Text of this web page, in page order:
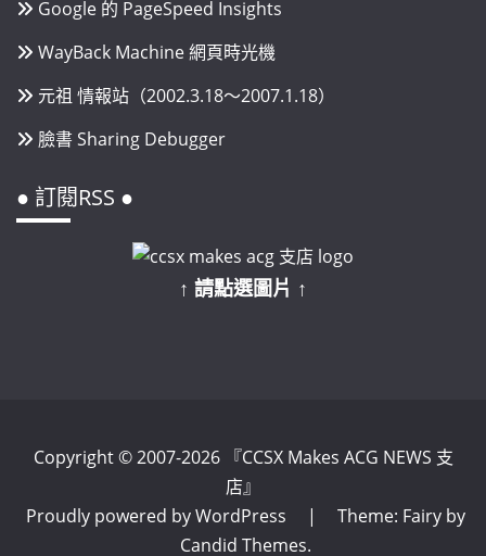
Google 的 PageSpeed Insights
WayBack Machine 網頁時光機
元祖 情報站（2002.3.18～2007.1.18）
臉書 Sharing Debugger
● 訂閱RSS ●
↑ 請點選圖片 ↑
Copyright © 2007-2026 『CCSX Makes ACG NEWS 支
店』
Proudly powered by WordPress
|
Theme: Fairy by
Candid Themes.